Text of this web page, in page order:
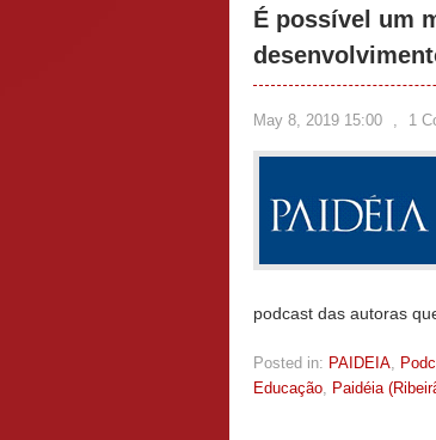
É possível um
May 8, 2019 15:00 , 1
podcast das autoras
Posted in: PAIDEIA,
Educação, Paidéia